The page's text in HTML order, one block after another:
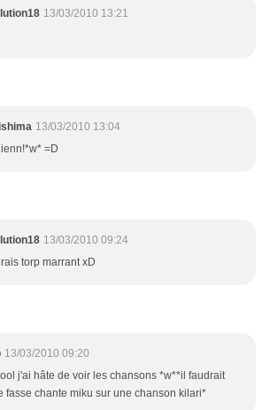
13/03/2010 13:21
13/03/2010 13:04
=D
13/03/2010 09:24
torp marrant xD
13/03/2010 09:20
j'ai hâte de voir les chansons *w**il faudrait
fasse chante miku sur une chanson kilari*